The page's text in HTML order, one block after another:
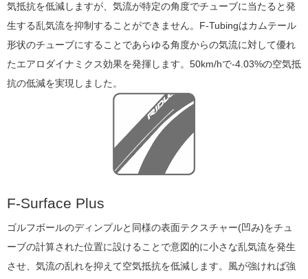
気抵抗を低減しますが、気流が特定の角度でチューブに当たると発
生する乱気流を抑制することができません。F-Tubingはカムテール
形状のチューブにすることであらゆる角度からの気流に対して優れ
たエアロダイナミクス効果を発揮します。50km/hで-4.03%の空気抵
抗の低減を実現しました。
F-Surface Plus
ゴルフボールのディンプルと同様の表面テクスチャー(凹み)をチュ
ーブの計算された位置に設けることで意図的に小さな乱気流を発生
させ、気流の乱れを抑えて空気抵抗を低減します。風が強ければ強